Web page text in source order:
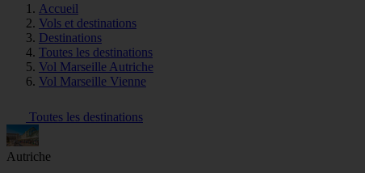
Accueil
Vols et destinations
Destinations
Toutes les destinations
Vol Marseille Autriche
Vol Marseille Vienne
Toutes les destinations
Autriche